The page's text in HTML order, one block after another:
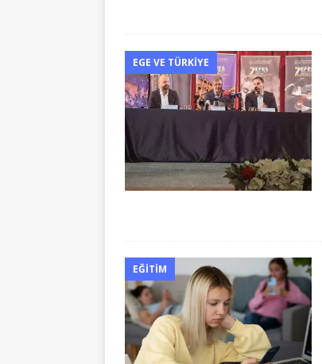
EGE VE TÜRKIYE
EĞITIM